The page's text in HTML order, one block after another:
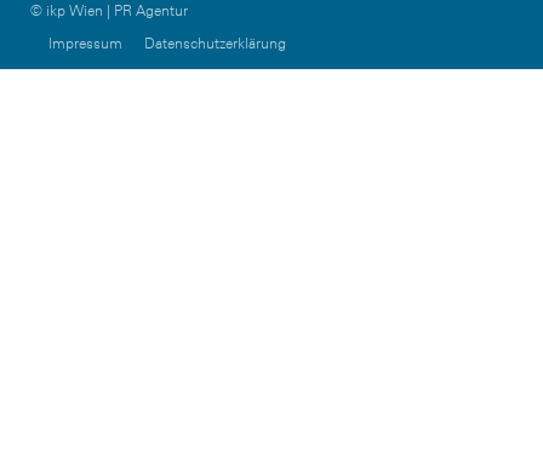
© ikp Wien | PR Agentur
Impressum
Datenschutzerklärung